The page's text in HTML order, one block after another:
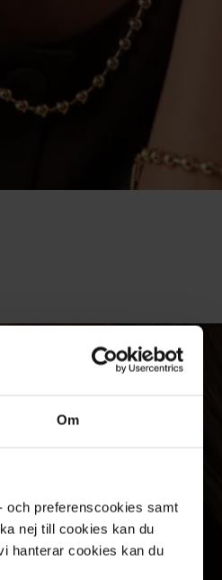
Om
och preferenscookies samt
nej till cookies kan du
hanterar cookies kan du